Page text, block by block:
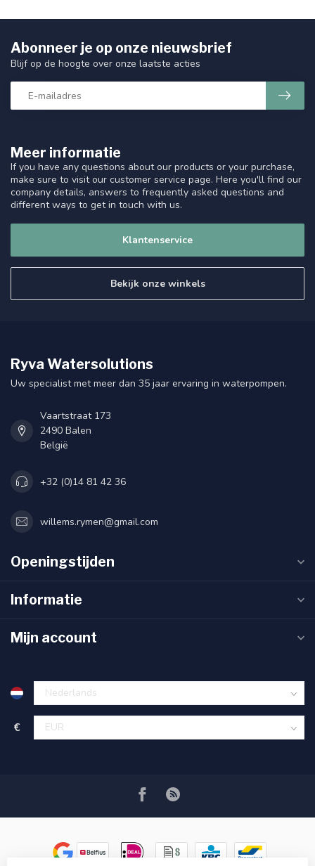
Meer informatie
If you have any questions about our products or your purchase,
make sure to visit our customer service page. Here you'll find our
company details, answers to frequently asked questions and
different ways to get in touch with us.
Klantenservice
Bekijk onze winkels
Abonneer je op onze nieuwsbrief
Blijf op de hoogte over onze laatste acties
Ryva Watersolutions
Uw specialist met meer dan 35 jaar ervaring in waterpompen.
Vaartstraat 173
2490 Balen
België
+32 (0)14 81 42 36
willems.rymen@gmail.com
Openingstijden
Informatie
Mijn account
€